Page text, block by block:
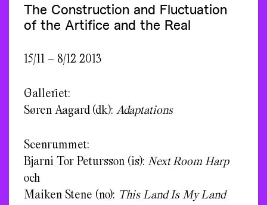
The Construction and Fluctuation
of the Artifice and the Real
15/11 – 8/12 2013
Galleriet:
Søren Aagard (dk): Adaptations
Scenrummet:
Bjarni Tor Petursson (is): Next Room Harp
och
Maiken Stene (no): This Land Is My Land